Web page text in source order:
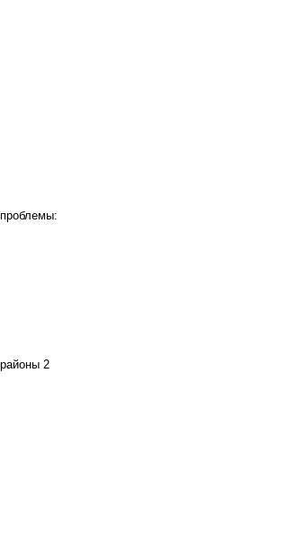
проблемы:
районы 2